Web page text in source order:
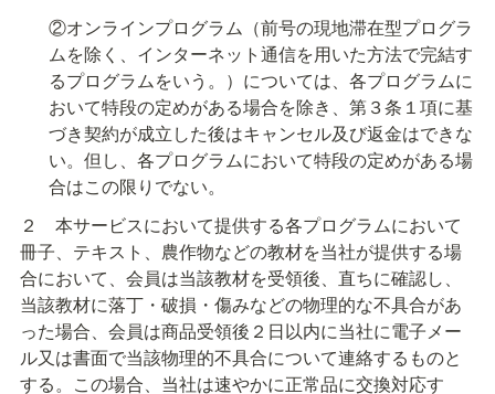
②オンラインプログラム（前号の現地滞在型プログラ
ムを除く、インターネット通信を用いた方法で完結す
るプログラムをいう。）については、各プログラムに
おいて特段の定めがある場合を除き、第３条１項に基
づき契約が成立した後はキャンセル及び返金はできな
い。但し、各プログラムにおいて特段の定めがある場
合はこの限りでない。
２　本サービスにおいて提供する各プログラムにおいて
冊子、テキスト、農作物などの教材を当社が提供する場
合において、会員は当該教材を受領後、直ちに確認し、
当該教材に落丁・破損・傷みなどの物理的な不具合があ
った場合、会員は商品受領後２日以内に当社に電子メー
ル又は書面で当該物理的不具合について連絡するものと
する。この場合、当社は速やかに正常品に交換対応す